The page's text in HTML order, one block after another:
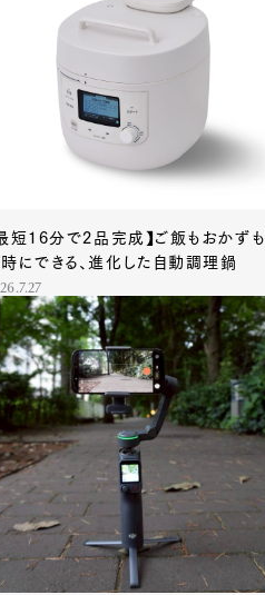
短16分で2品完成】ご飯もおかずも
にできる、進化した自動調理鍋